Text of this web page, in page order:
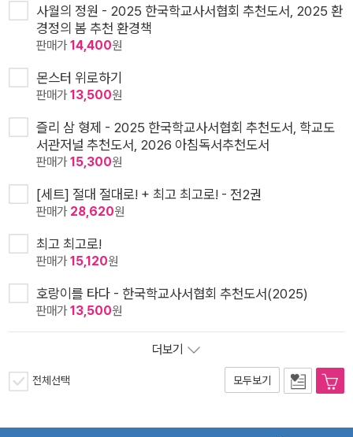
사월의 정원 - 2025 한국학교사서협회 추천도서, 2025 환
경정의 봄 추천 환경책
판매가14,400원
몬스터 위로하기
판매가13,500원
즐리 삼 형제 - 2025 한국학교사서협회 추천도서, 학교도
서관저널 추천도서, 2026 아침독서추천도서
판매가15,300원
[세트] 절대 절대로! + 최고 최고로! - 전2권
판매가 28,620원
최고 최고로!
판매가15,120원
호랑이를 타다 - 한국학교사서협회 추천도서(2025)
판매가13,500원
더보기
전체선택 모두보기